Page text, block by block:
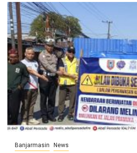
Banjarmasin News